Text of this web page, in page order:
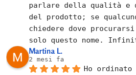
parlare della qualità e
del prodotto; se
chiedere dove
solo questo nome.
Martina L.
2 mesi fa
Ho